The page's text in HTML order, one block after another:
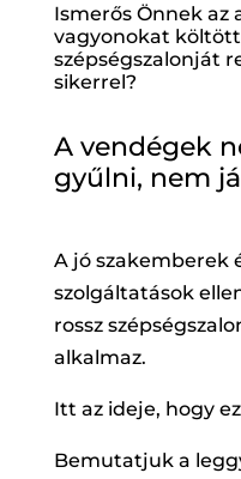
Ismerős Önnek az
vagyonokat
szépségszalonját
sikerrel?
A vendégek
gyűlni, nem
A jó szakemberek
szolgáltatások
rossz
alkalmaz.
Itt az ideje, hogy
Bemutatjuk a